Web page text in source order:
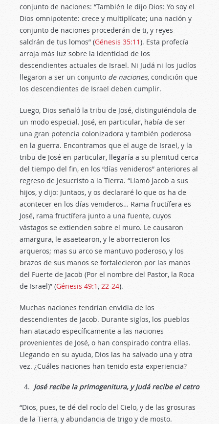
conjunto de naciones: “También le dijo Dios: Yo soy el
Dios omnipotente: crece y multiplícate; una nación y
conjunto de naciones procederán de ti, y reyes
saldrán de tus lomos” (Génesis 35:11). Esta profecía
arroja más luz sobre la identidad de los
descendientes actuales de Israel. Ni Judá ni los judíos
llegaron a ser un conjunto de naciones, condición que
los descendientes de Israel deben cumplir.
Luego, Dios señaló la tribu de José, distinguiéndola de
un modo especial. José, en particular, había de ser
una gran potencia colonizadora y también poderosa
en la guerra. Encontramos que el auge de Israel, y la
tribu de José en particular, llegaría a su plenitud cerca
del tiempo del fin, en los “días venideros” anteriores al
regreso de Jesucristo a la Tierra. “Llamó Jacob a sus
hijos, y dijo: Juntaos, y os declararé lo que os ha de
acontecer en los días venideros… Rama fructífera es
José, rama fructífera junto a una fuente, cuyos
vástagos se extienden sobre el muro. Le causaron
amargura, le asaetearon, y le aborrecieron los
arqueros; mas su arco se mantuvo poderoso, y los
brazos de sus manos se fortalecieron por las manos
del Fuerte de Jacob (Por el nombre del Pastor, la Roca
de Israel)” (Génesis 49:1 , 22-24).
Muchas naciones tendrían envidia de los
descendientes de Jacob. Durante siglos, los pueblos
han atacado específicamente a las naciones
provenientes de José, o han conspirado contra ellas.
Llegando en su ayuda, Dios las ha salvado una y otra
vez. ¿Cuáles naciones han tenido esta experiencia?
José recibe la primogenitura, y Judá recibe el cetro
“Dios, pues, te dé del rocío del Cielo, y de las grosuras
de la Tierra, y abundancia de trigo y de mosto.